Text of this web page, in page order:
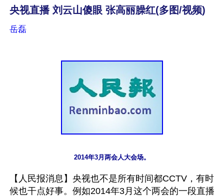
央视直播 刘云山傻眼 张高丽臊红(多图/视频)
岳磊
2014年3月两会人大会场。
【人民报消息】央视也不是所有时间都CCTV，有时
候也干点好事。例如2014年3月这个两会的一段直播